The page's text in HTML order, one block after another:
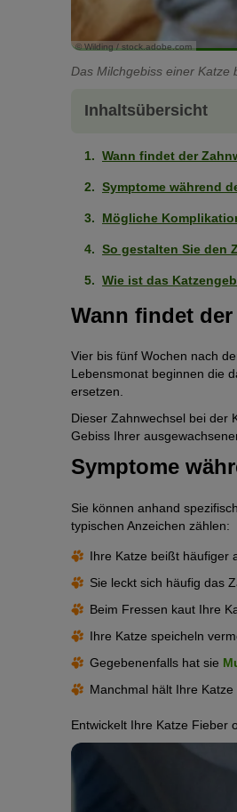
© Wilding / stock.adobe.com
Das Milchgebiss einer Katze
Inhaltsübersicht
Wann findet der
Symptome während
Mögliche
So gestalten Sie den
Wie ist das
Wann findet
Vier bis fünf Wochen nach
Lebensmonat beginnen die
ersetzen.
Dieser Zahnwechsel bei der
Gebiss Ihrer
Symptome
Sie können anhand
typischen Anzeichen zählen:
Ihre Katze beißt häufiger
Sie leckt sich häufig das
Beim Fressen kaut Ihre
Ihre Katze speicheln
Gegebenenfalls hat sie
Manchmal hält Ihre Katze
Entwickelt Ihre Katze Fieber